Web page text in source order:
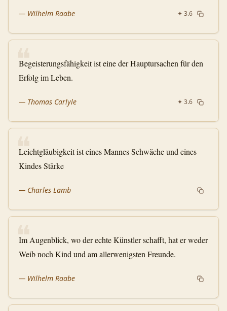
— Wilhelm Raabe ✦ 3.6
❝
Begeisterungsfähigkeit ist eine der Hauptursachen für den
Erfolg im Leben.
— Thomas Carlyle ✦ 3.6
❝
Leichtgläubigkeit ist eines Mannes Schwäche und eines
Kindes Stärke
— Charles Lamb
❝
Im Augenblick, wo der echte Künstler schafft, hat er weder
Weib noch Kind und am allerwenigsten Freunde.
— Wilhelm Raabe